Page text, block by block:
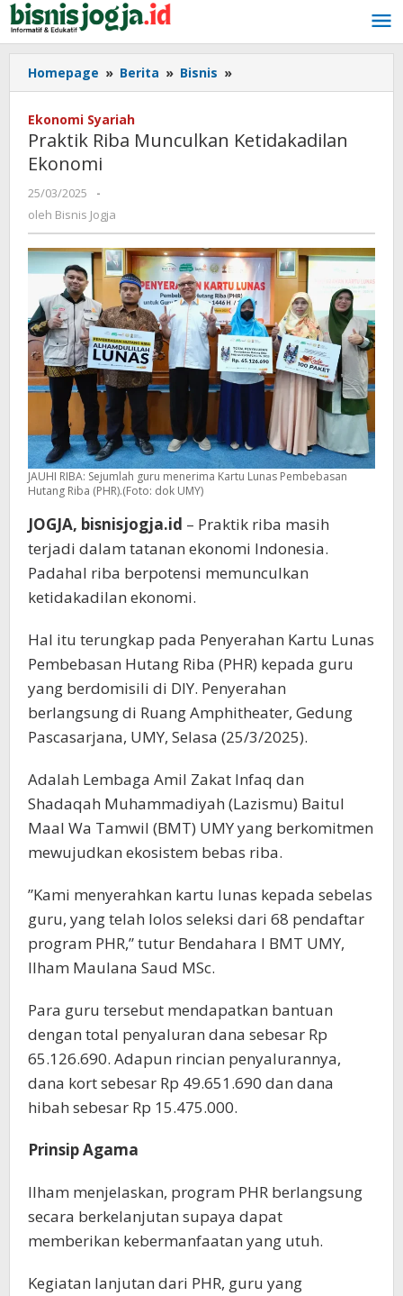
Lewati
ke
konten
Homepage » Berita » Bisnis »
Riba
Ketidakadilan
Ekonomi
Ekonomi Syariah
Praktik Riba Munculkan Ketidakadilan
Ekonomi
25/03/2025
oleh
Bisnis
Jogja
-
oleh Bisnis Jogja
JAUHI RIBA: Sejumlah guru menerima Kartu Lunas Pembebasan
Hutang Riba (PHR).(Foto: dok UMY)
JOGJA, bisnisjogja.id – Praktik riba masih
terjadi dalam tatanan ekonomi Indonesia.
Padahal riba berpotensi memunculkan
ketidakadilan ekonomi.
Hal itu terungkap pada Penyerahan Kartu Lunas
Pembebasan Hutang Riba (PHR) kepada guru
yang berdomisili di DIY. Penyerahan
berlangsung di Ruang Amphitheater, Gedung
Pascasarjana, UMY, Selasa (25/3/2025).
Adalah Lembaga Amil Zakat Infaq dan
Shadaqah Muhammadiyah (Lazismu) Baitul
Maal Wa Tamwil (BMT) UMY yang berkomitmen
mewujudkan ekosistem bebas riba.
”Kami menyerahkan kartu lunas kepada sebelas
guru, yang telah lolos seleksi dari 68 pendaftar
program PHR,” tutur Bendahara I BMT UMY,
Ilham Maulana Saud MSc.
Para guru tersebut mendapatkan bantuan
dengan total penyaluran dana sebesar Rp
65.126.690. Adapun rincian penyalurannya,
dana kort sebesar Rp 49.651.690 dan dana
hibah sebesar Rp 15.475.000.
Prinsip Agama
Ilham menjelaskan, program PHR berlangsung
secara berkelanjutan supaya dapat
memberikan kebermanfaatan yang utuh.
Kegiatan lanjutan dari PHR, guru yang